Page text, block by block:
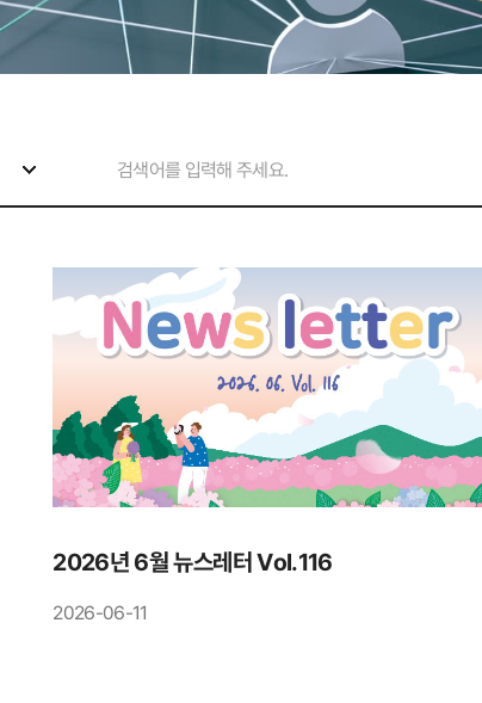
2026년 6월 뉴스레터 Vol.116
2026-06-11